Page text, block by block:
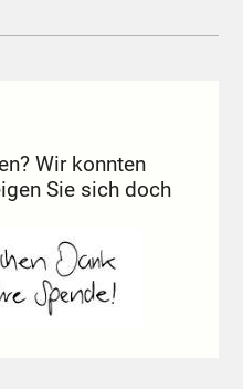
Wir konnten
Sie sich doch